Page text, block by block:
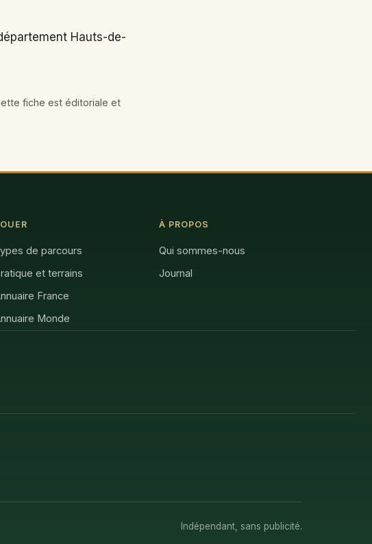
Hauts-de-
fiche est éditoriale et
de parcours
et terrains
France
Monde
À PROPOS
Qui sommes-nous
Journal
Indépendant, sans publicité.